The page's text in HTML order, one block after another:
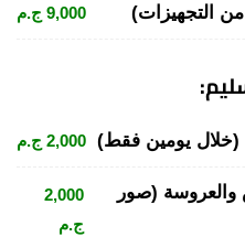
من التجهيزات) 9,000 ج.م
(خلال يومين فقط) 2,000 ج.م
(صور
2,000
ج.م